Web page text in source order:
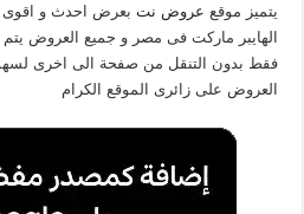
يتميز موقع عروض نتبعرض احدث و اقوى
الهايبر ماركت فى مصر و جميع العروض
فقط بدون التنقل من صفحة الى اخرى
العروض على زائرى الموقع الكرام